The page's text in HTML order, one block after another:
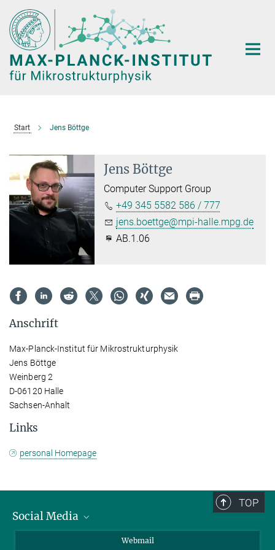
Hauptinhalt
Start Jens Böttge
Jens Böttge
Computer Support Group
+49 345 5582 586 / 777
jens.boettge@mpi-halle.mpg.de
AB.1.06
Anschrift
Max-Planck-Institut für Mikrostrukturphysik
Jens Böttge
Weinberg 2
D-06120 Halle
Sachsen-Anhalt
Links
personal Homepage
TOP
Social Media
Webmail